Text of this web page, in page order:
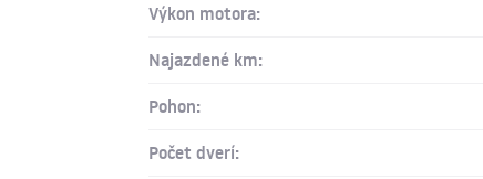
Výkon motora:
Najazdené km:
Pohon:
Počet dverí: